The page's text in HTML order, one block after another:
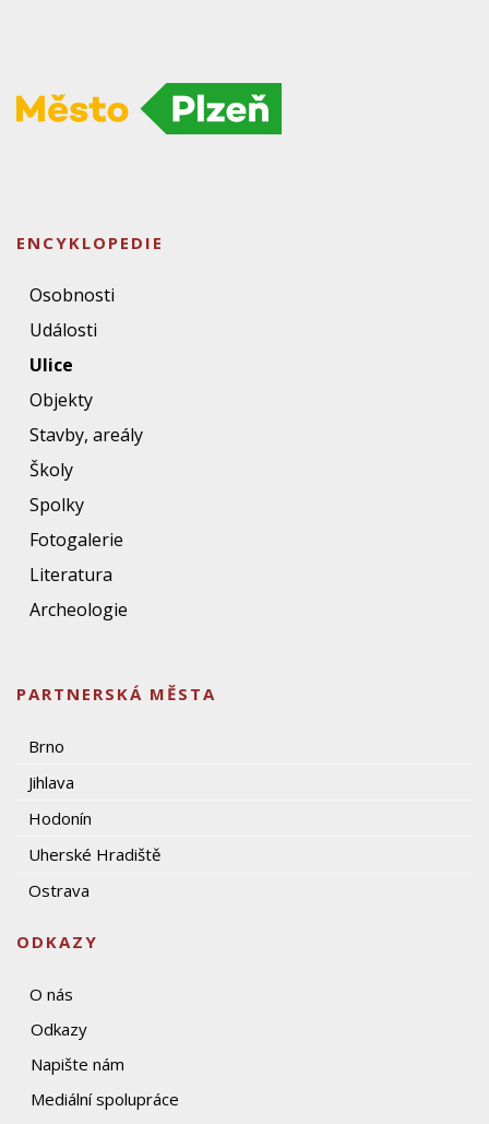
ENCYKLOPEDIE
Osobnosti
Události
Ulice
Objekty
Stavby, areály
Školy
Spolky
Fotogalerie
Literatura
Archeologie
PARTNERSKÁ MĚSTA
Brno
Jihlava
Hodonín
Uherské Hradiště
Ostrava
ODKAZY
O nás
Odkazy
Napište nám
Mediální spolupráce